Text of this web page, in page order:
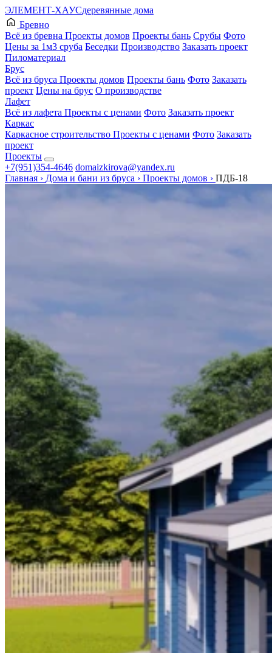
ЭЛЕМЕНТ-ХАУСдеревянные дома
Бревно
Всё из бревна Проекты домов Проекты бань Срубы Фото
Цены за 1м3 сруба Беседки Производство Заказать проект
Пиломатериал
Брус
Всё из бруса Проекты домов Проекты бань Фото Заказать
проект Цены на брус О производстве
Лафет
Всё из лафета Проекты с ценами Фото Заказать проект
Каркас
Каркасное строительство Проекты с ценами Фото Заказать
проект
Проекты
+7(951)354-4646 domaizkirova@yandex.ru
Главная › Дома и бани из бруса › Проекты домов › ПДБ-18